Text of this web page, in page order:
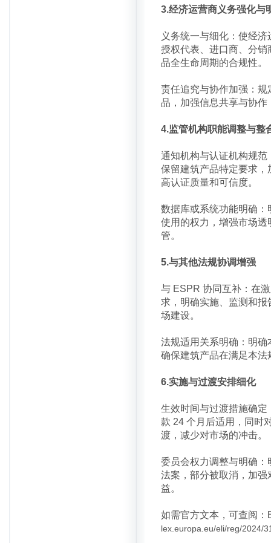
3.经济运营商义务强化与
义务统一与细化：使经
授权代表、进口商、分
品全生命周期的合规性。
责任追究与协作加强：
品，加强信息共享与协
4.监管机构职能调整与整
通知机构与认证机构规
保留建筑产品特定要求
高认证质量和可信度。
数据库或系统功能明确
使用的权力，增强市场
管。
5.与其他法规协调增强
与 ESPR 协同互补：在
求，明确实施、监测和
场建设。
法规适用关系明确：明
确保建筑产品在满足本
6.实施与过渡安排细化
生效时间与过渡措施确
款 24 个月后适用，同时
渡，减少对市场的冲击。
委员会权力调整与明确
法案，部分被取消，加
益。
如需官方文本，可查阅
lex.europa.eu/eli/reg/2024/